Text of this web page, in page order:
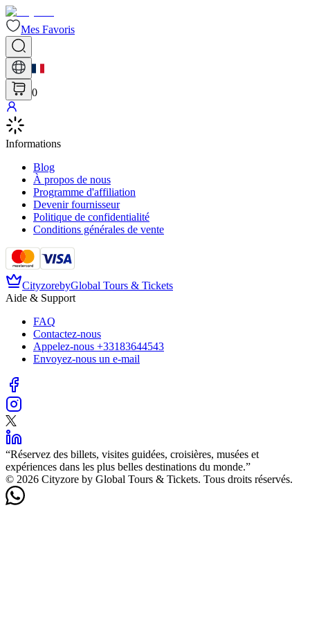
Mes Favoris
0
Informations
Blog
À propos de nous
Programme d'affiliation
Devenir fournisseur
Politique de confidentialité
Conditions générales de vente
CityzorebyGlobal Tours & Tickets
Aide & Support
FAQ
Contactez-nous
Appelez-nous +33183644543
Envoyez-nous un e-mail
“Réservez des billets, visites guidées, croisières, musées et
expériences dans les plus belles destinations du monde.”
©️ 2026 Cityzore by Global Tours & Tickets. Tous droits réservés.